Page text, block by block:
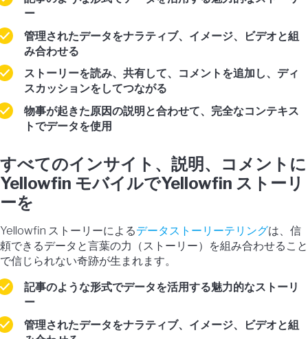
ー
管理されたデータをナラティブ、イメージ、ビデオと組
み合わせる
ストーリーを読み、共有して、コメントを追加し、ディ
スカッションをしてつながる
物事が起きた原因の説明と合わせて、完全なコンテキス
トでデータを使用
すべてのインサイト、説明、コメントに
Yellowfin モバイルでYellowfin ストーリ
ーを
Yellowfin ストーリーによるデータストーリーテリングは、信
頼できるデータと言葉の力（ストーリー）を組み合わせること
で信じられない奇跡が生まれます。
記事のような形式でデータを活用する魅力的なストーリ
ー
管理されたデータをナラティブ、イメージ、ビデオと組